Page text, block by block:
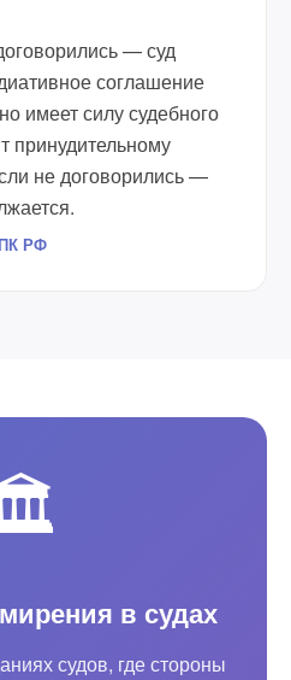
— суд
соглашение
имеет силу судебного
принудительному
не договорились —
РФ
в судах
судов, где стороны